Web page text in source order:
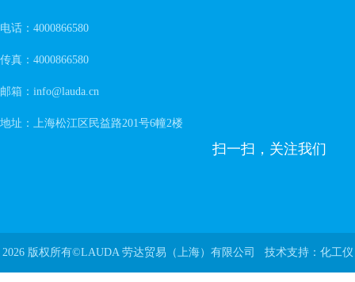
电话：4000866580
传真：4000866580
邮箱：info@lauda.cn
地址：上海松江区民益路201号6幢2楼
扫一扫，关注我们
2026 版权所有©LAUDA 劳达贸易（上海）有限公司 技术支持： 化工仪